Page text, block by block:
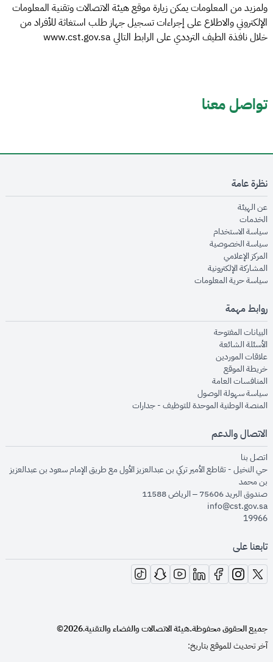
ولمزيد من المعلومات يمكن زيارة موقع هيئة الاتصالات وتقنية المعلومات
الإلكتروني والاطلاع على إجراءات تسجيل جهاز طلب استغاثة للأفراد من
خلال نافذة الطيف الترددي على الرابط التالي www.cst.gov.sa
تواصل معنا
نظرة عامة
عن الهيئةopens in new window
الخدماتopens in new window
سياسة الاستخدام
سياسة الخصوصيةopens in new window
المركز الإعلاميopens in new window
المشاركة الإلكترونيةopens in new window
سياسة حرية المعلوماتopens in new window
روابط مهمة
البيانات المفتوحةopens in new window
الأسئلة الشائعةopens in new window
علاقات الموردينopens in new window
خريطة الموقعopens in new window
المنافسات العامةopens in new window
سياسة سهولة الوصولopens in new window
المنصة الوطنية الموحدة للتوظيف - جداراتopens in new window
الاتصال والدعم
اتصل بنا
حي النخيل - تقاطع الأمير تركي بن عبدالعزيز الأول مع طريق الإمام سعود بن عبدالعزيز
بن محمد
صندوق البريد 75606 – الرياض 11588
info@cst.gov.sa
19966
تابعنا على
opens in new window
opens in new window
opens in new window
opens in new window
opens in new window
opens in new window
opens in new window
جميع الحقوق محفوظة.هيئة الاتصالات والفضاء والتقنية.
2026©
آخر تحديث للموقع بتاريخ: